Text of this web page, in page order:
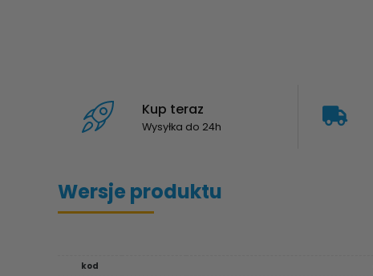
Kup teraz
Wysyłka do 24h
Wersje produktu
kod